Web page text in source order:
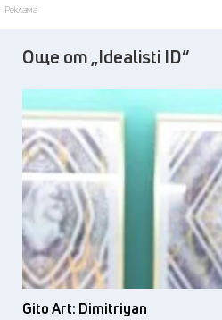
Реклама
Още от „Idealisti ID“
Gito Art: Dimitriyan